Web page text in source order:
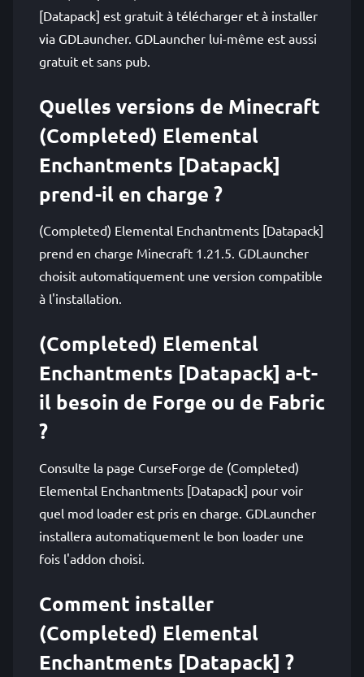
[Datapack] est gratuit à télécharger et à installer
via GDLauncher. GDLauncher lui-même est aussi
gratuit et sans pub.
Quelles versions de Minecraft
(Completed) Elemental
Enchantments [Datapack]
prend-il en charge ?
(Completed) Elemental Enchantments [Datapack]
prend en charge Minecraft 1.21.5. GDLauncher
choisit automatiquement une version compatible
à l'installation.
(Completed) Elemental
Enchantments [Datapack] a-t-
il besoin de Forge ou de Fabric
?
Consulte la page CurseForge de (Completed)
Elemental Enchantments [Datapack] pour voir
quel mod loader est pris en charge. GDLauncher
installera automatiquement le bon loader une
fois l'addon choisi.
Comment installer
(Completed) Elemental
Enchantments [Datapack] ?